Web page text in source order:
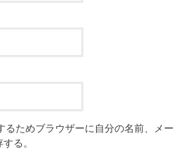
るためブラウザーに自分の名前、メー
る。